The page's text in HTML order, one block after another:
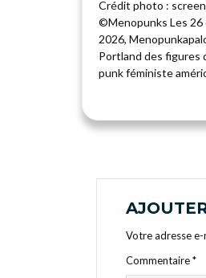
Crédit photo :
©Menopunks Les 26
2026,
Portland des figures
punk féministe
Votre adresse e-
Commentaire*